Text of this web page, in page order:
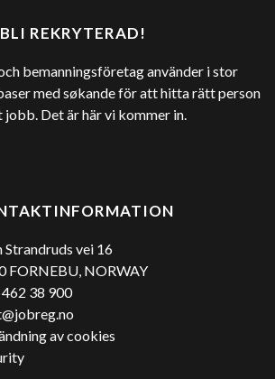
BLI REKRYTERAD!
bemanningsföretag använder i stor
med søkande för att hitta rätt person
Det är här vi kommer in.
Strandruds vei 16
FORNEBU, NORWAY
38 900
av cookies